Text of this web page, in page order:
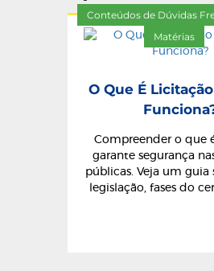
Conteúdos de Dúvidas
Matérias
O Que É
Compreender o que
garante segurança
públicas. Veja um guia
legislação, fases do